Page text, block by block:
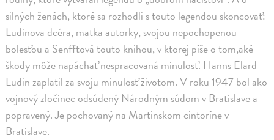
silných ženách, ktoré sa rozhodli s touto legendou skoncovať:
Ludinova dcéra, matka autorky, svojou nepochopenou
bolesťou a Senfftová touto knihou, v ktorej píše o tom,aké
škody môže napáchať nespracovaná minulosť. Hanns Elard
Ludin zaplatil za svoju minulosť životom. V roku 1947 bol ako
vojnový zločinec odsúdený Národným súdom v Bratislave a
popravený. Je pochovaný na Martinskom cintoríne v
Bratislave.